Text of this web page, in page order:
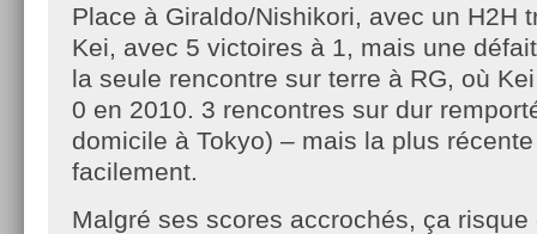
Place à Giraldo/Nishikori, avec un H2H
Kei, avec 5 victoires à 1, mais une
la seule rencontre sur terre à RG, où
0 en 2010. 3 rencontres sur dur
domicile à Tokyo) – mais la plus
facilement.
Malgré ses scores accrochés, ça risque